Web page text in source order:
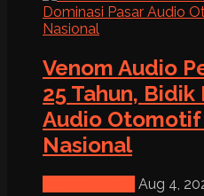
Venom Audio
25 Tahun, Bidik
Audio
Nasional
Aug 4,